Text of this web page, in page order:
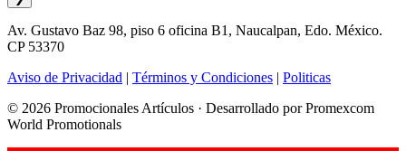
Av. Gustavo Baz 98, piso 6 oficina B1, Naucalpan, Edo. México.
CP 53370
Aviso de Privacidad | Términos y Condiciones | Politicas
© 2026 Promocionales Artículos · Desarrollado por Promexcom
World Promotionals